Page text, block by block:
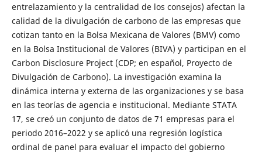
entrelazamiento y la centralidad de los consejos) afectan la
calidad de la divulgación de carbono de las empresas que
cotizan tanto en la Bolsa Mexicana de Valores (BMV) como
en la Bolsa Institucional de Valores (BIVA) y participan en el
Carbon Disclosure Project (CDP; en español, Proyecto de
Divulgación de Carbono). La investigación examina la
dinámica interna y externa de las organizaciones y se basa
en las teorías de agencia e institucional. Mediante STATA
17, se creó un conjunto de datos de 71 empresas para el
periodo 2016–2022 y se aplicó una regresión logística
ordinal de panel para evaluar el impacto del gobierno